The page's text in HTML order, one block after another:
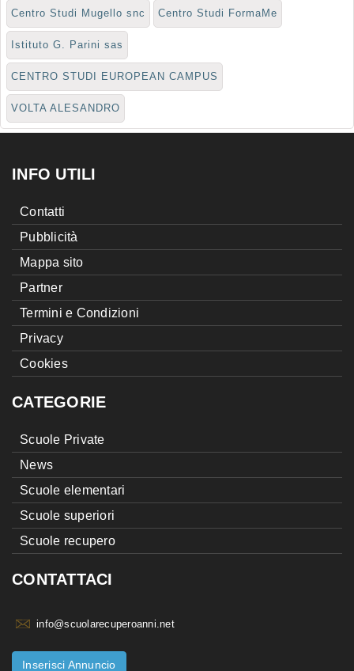
Centro Studi Mugello snc Centro Studi FormaMe
Istituto G. Parini sas
CENTRO STUDI EUROPEAN CAMPUS
VOLTA ALESANDRO
INFO UTILI
Contatti
Pubblicità
Mappa sito
Partner
Termini e Condizioni
Privacy
Cookies
CATEGORIE
Scuole Private
News
Scuole elementari
Scuole superiori
Scuole recupero
CONTATTACI
info@scuolarecuperoanni.net
Inserisci Annuncio